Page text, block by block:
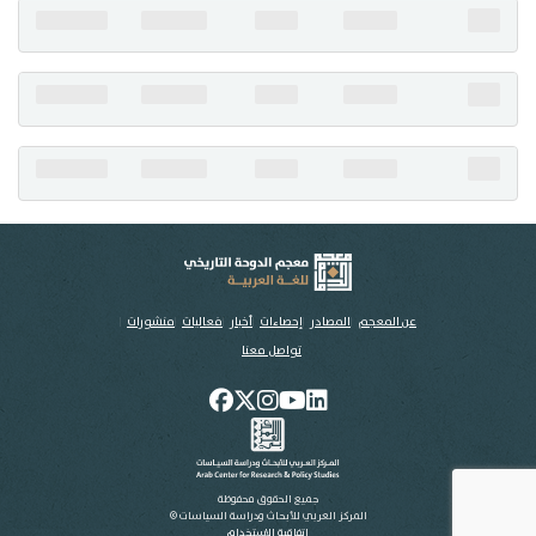
عن المعجم المصادر إحصاءات أخبار فعاليات منشورات
تواصل معنا
جميع الحقوق محفوظة
المركز العربي للأبحاث ودراسة السياسات ©